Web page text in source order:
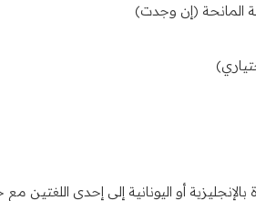
المانحة (إن وجدت)
أو اليونانية إلى إحدى اللغتين